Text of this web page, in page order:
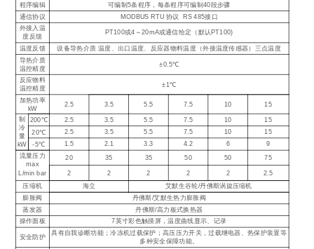
程序编辑
可编制5条程序，每条程序可编制40段步骤
通信协议 MODBUS RTU 协议 RS 485接口
外接入温
度反馈
PT100或4～20mA或通信给定（默认PT100)
温度反馈 设备导热介质 温度、出口温度、反应器物料温度（外接温度传感器）三点温度
导热介质
温控精度
±0.5℃
反应物料
温控精度
±1℃
加热功率
kW
2.5 3.5 5.5 7.5 10 15
制
冷
量
kW
200℃ 2.5 3.5 5.5 7.5 10 15
20℃ 2.5 3.5 5.5 7.5 10
15
-5℃
1.5 2.1 3.3 4.2 6 9
流量压力
max
L/min bar
20 35 35 50 50 75
2 2 2 2 2
2.5
压缩机
海立
艾默生谷轮/丹佛斯涡旋压缩机
膨胀阀
丹佛斯/艾默生热力膨胀阀
蒸发器 丹佛斯/高力板式换热器
操作面板 7英寸彩色触摸屏，温度曲线显示、记录
安全防护
具有自我诊断功能；冷冻机过载保护；高压压力开关，过载继电器、热保护装置等
多种安全保障功能。